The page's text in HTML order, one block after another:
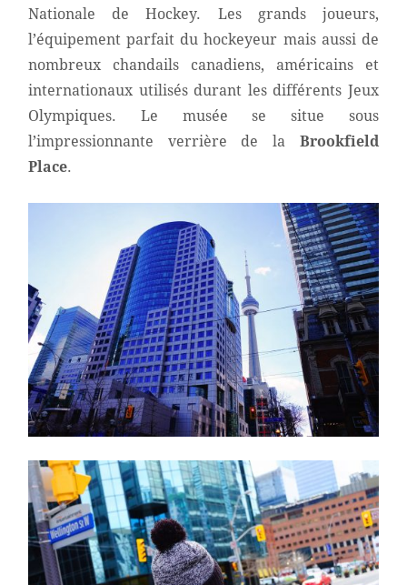
Nationale de Hockey. Les grands joueurs,
l’équipement parfait du hockeyeur mais aussi de
nombreux chandails canadiens, américains et
internationaux utilisés durant les différents Jeux
Olympiques. Le musée se situe sous
l’impressionnante verrière de la Brookfield
Place.